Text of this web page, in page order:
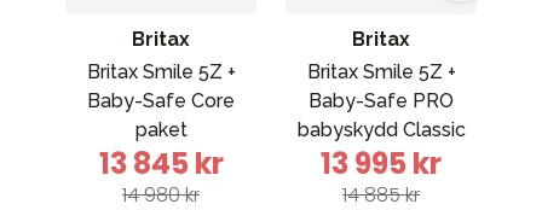
Britax
Britax Smile 5Z +
Baby-Safe Core
paket
13 845 kr
14 980 kr
Britax
Britax Smile 5Z +
Baby-Safe PRO
babyskydd Classic
13 995 kr
14 885 kr